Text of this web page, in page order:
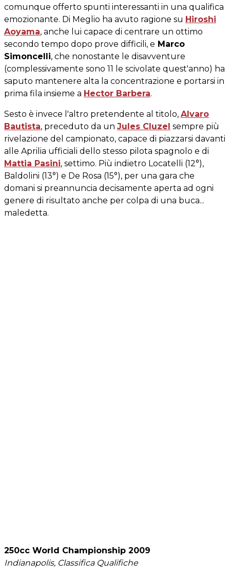
comunque offerto spunti interessanti in una qualifica
emozionante. Di Meglio ha avuto ragione su Hiroshi
Aoyama, anche lui capace di centrare un ottimo
secondo tempo dopo prove difficili, e Marco
Simoncelli, che nonostante le disavventure
(complessivamente sono 11 le scivolate quest'anno) ha
saputo mantenere alta la concentrazione e portarsi in
prima fila insieme a Hector Barbera.
Sesto è invece l'altro pretendente al titolo, Alvaro
Bautista, preceduto da un Jules Cluzel sempre più
rivelazione del campionato, capace di piazzarsi davanti
alle Aprilia ufficiali dello stesso pilota spagnolo e di
Mattia Pasini, settimo. Più indietro Locatelli (12°),
Baldolini (13°) e De Rosa (15°), per una gara che
domani si preannuncia decisamente aperta ad ogni
genere di risultato anche per colpa di una buca...
maledetta.
250cc World Championship 2009
Indianapolis, Classifica Qualifiche